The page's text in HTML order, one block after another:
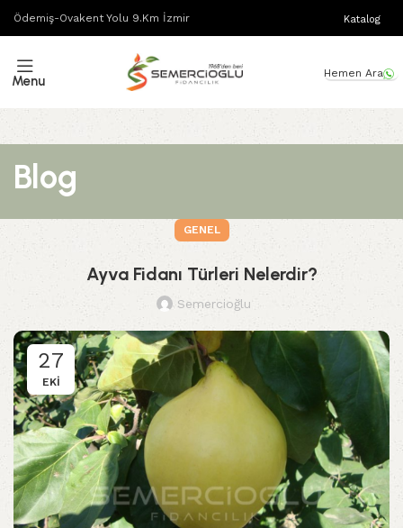
Ödemiş-Ovakent Yolu 9.Km İzmir Katalog
Menu Hemen Ara
Blog
GENEL
Ayva Fidanı Türleri Nelerdir?
Semercioğlu
27
EKI